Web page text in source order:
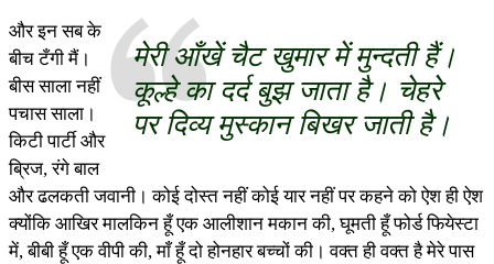
मेरी आँखें चैट खुमार में मुन्दती हैं।
कूल्हे का दर्द बुझ जाता है। चेहरे
पर दिव्य मुस्कान बिखर जाती है।
और इन सब के
बीच टँगी मैं।
बीस साला नहीं
पचास साला।
किटी पार्टी और
ब्रिज, रंगे बाल
और ढलकती जवानी। कोई दोस्त नहीं कोई यार नहीं पर कहने को ऐश ही ऐश
क्योंकि आखिर मालकिन हूँ एक आलीशान मकान की, घूमती हूँ फोर्ड फियेस्टा
में, बीबी हूँ एक वीपी की, माँ हूँ दो होनहार बच्चों की। वक्त ही वक्त है मेरे पास